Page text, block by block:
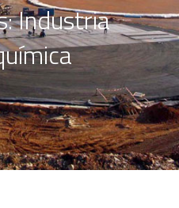
Industria